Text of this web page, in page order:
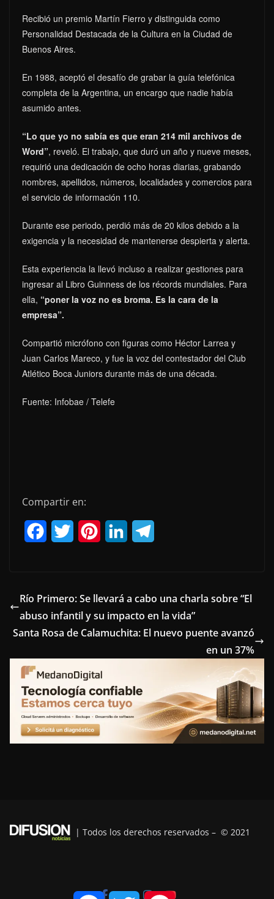
Recibió un premio Martín Fierro y distinguida como
Personalidad Destacada de la Cultura en la Ciudad de
Buenos Aires.
En 1988, aceptó el desafío de grabar la guía telefónica
completa de la Argentina, un encargo que nadie había
asumido antes.
“Lo que yo no sabía es que eran 214 mil archivos de
Word”, reveló. El trabajo, que duró un año y nueve meses,
requirió una dedicación de ocho horas diarias, grabando
nombres, apellidos, números, localidades y comercios para
el servicio de información 110.
Durante ese periodo, perdió más de 20 kilos debido a la
exigencia y la necesidad de mantenerse despierta y alerta.
Esta experiencia la llevó incluso a realizar gestiones para
ingresar al Libro Guinness de los récords mundiales. Para
ella, “poner la voz no es broma. Es la cara de la
empresa”.
Compartió micrófono con figuras como Héctor Larrea y
Juan Carlos Mareco, y fue la voz del contestador del Club
Atlético Boca Juniors durante más de una década.
Fuente: Infobae / Telefe
Compartir en:
e
b
k
t
t
t
e
s
t
k
e
n
e
g
Río Primero: Se llevará a cabo una charla sobre “El
abuso infantil y su impacto en la vida”
Santa Rosa de Calamuchita: El nuevo puente avanzó
en un 37%
| Todos los derechos reservados – © 2021
F T P